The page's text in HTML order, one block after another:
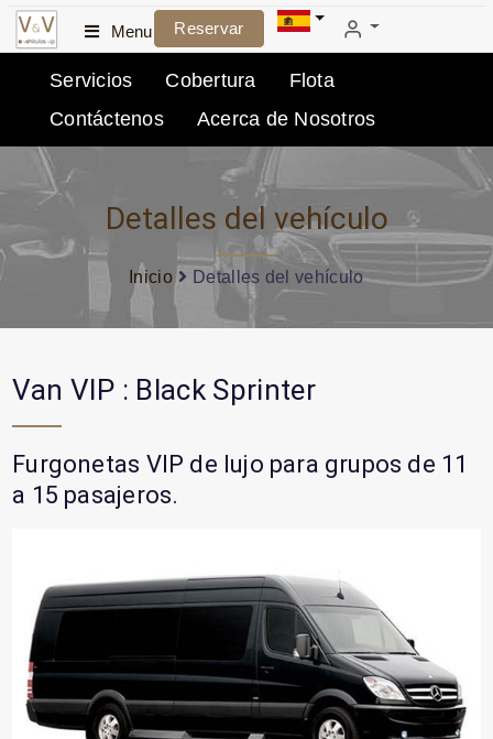
Menu Reservar
Servicios Cobertura
Flota
Contáctenos
Acerca de Nosotros
Detalles del vehículo
Inicio Detalles del vehículo
Van VIP : Black Sprinter
Furgonetas VIP de lujo para grupos de 11
a 15 pasajeros.